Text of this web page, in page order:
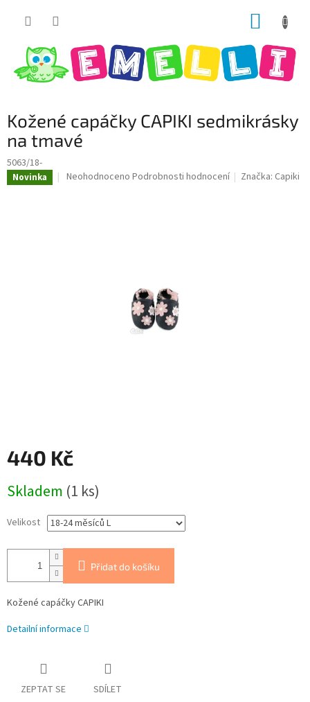
Kožené capáčky CAPIKI sedmikrásky
na tmavé
5063/18-
Novinka
Průměrné
Neohodnoceno Podrobnosti hodnocení Značka: Capiki
440 Kč
cena:
Skladem (1 ks)
Velikost
Přidat do košíku
Kožené capáčky CAPIKI
Detailní informace
ZEPTAT SE SDÍLET